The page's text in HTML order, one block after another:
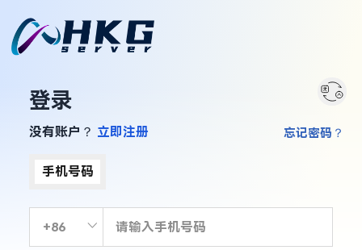
登录
没有账户？ 立即注册
手机号码
忘记密码？